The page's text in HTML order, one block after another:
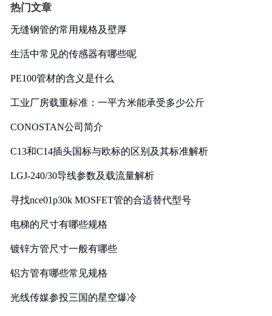
热门文章
无缝钢管的常用规格及壁厚
生活中常见的传感器有哪些呢
PE100管材的含义是什么
工业厂房载重标准：一平方米能承受多少公斤
CONOSTAN公司简介
C13和C14插头国标与欧标的区别及其标准解析
LGJ-240/30导线参数及载流量解析
寻找nce01p30k MOSFET管的合适替代型号
电梯的尺寸有哪些规格
镀锌方管尺寸一般有哪些
铝方管有哪些常见规格
光线传媒参投三国的星空爆冷